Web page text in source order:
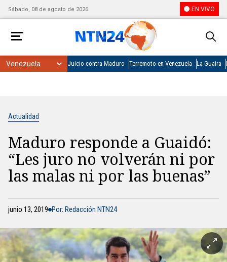
Sábado, 08 de agosto de 2026 EN VIVO
Juicio contra Maduro Terremoto en Venezuela La Guaira
Actualidad
Maduro responde a Guaidó:
“Les juro no volverán ni por
las malas ni por las buenas”
junio 13, 2019 Por: Redacción NTN24